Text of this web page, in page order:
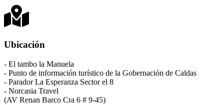
Ubicación
- El tambo la Manuela
- Punto de información turístico de la Gobernación de Caldas
- Parador La Esperanza Sector el 8
- Norcasia Travel
(AV Renan Barco Cra 6 # 9-45)